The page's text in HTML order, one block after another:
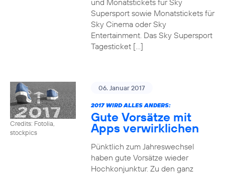
und Monatstickets für Sky
Supersport sowie Monatstickets für
Sky Cinema oder Sky
Entertainment. Das Sky Supersport
Tagesticket […]
Credits: Fotolia,
stockpics
06. Januar 2017
2017 WIRD ALLES ANDERS:
Gute Vorsätze mit
Apps verwirklichen
Pünktlich zum Jahreswechsel
haben gute Vorsätze wieder
Hochkonjunktur. Zu den ganz